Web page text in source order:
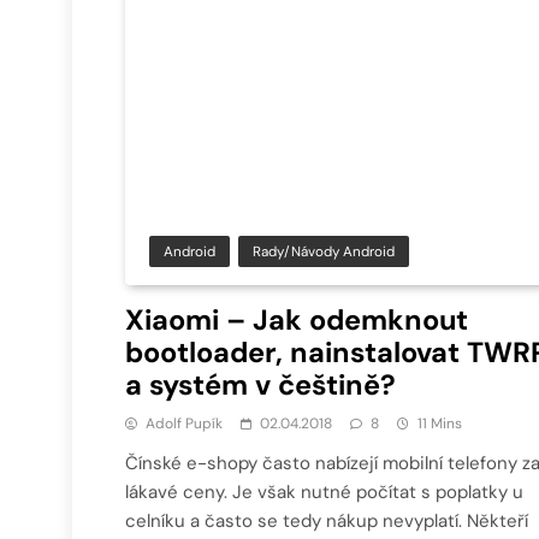
Android Rady/návody Android
Xiaomi – Jak odemknout
bootloader, nainstalovat
a systém v češtině?
Adolf Pupík 02.04.2018 8 11 Mins
Čínské e-shopy často nabízejí mobilní telefony za
lákavé ceny. Je však nutné počítat s poplatky u
celníku a často se tedy nákup nevyplatí. Někteří